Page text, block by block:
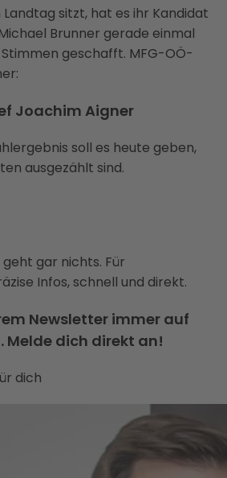
sitzt, hat es ihr Kandidat
Brunner gerade einmal
Stimmen geschafft. MFG-OÖ-
Joachim Aigner
soll es heute geben,
ausgezählt sind.
gar nichts. Für
Infos, schnell und direkt.
Newsletter immer auf
Melde dich direkt an!
dich